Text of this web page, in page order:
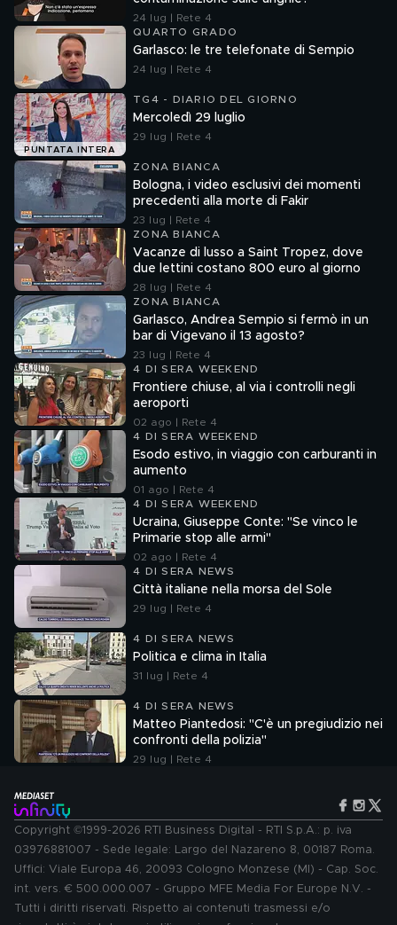
24 lug | Rete 4
QUARTO GRADO
Garlasco: le tre telefonate di Sempio
24 lug | Rete 4
PUNTATA INTERA
TG4 - DIARIO DEL GIORNO
Mercoledì 29 luglio
29 lug | Rete 4
ZONA BIANCA
Bologna, i video esclusivi dei momenti
precedenti alla morte di Fakir
23 lug | Rete 4
ZONA BIANCA
Vacanze di lusso a Saint Tropez, dove
due lettini costano 800 euro al giorno
28 lug | Rete 4
ZONA BIANCA
Garlasco, Andrea Sempio si fermò in un
bar di Vigevano il 13 agosto?
23 lug | Rete 4
4 DI SERA WEEKEND
Frontiere chiuse, al via i controlli negli
aeroporti
02 ago | Rete 4
4 DI SERA WEEKEND
Esodo estivo, in viaggio con carburanti in
aumento
01 ago | Rete 4
4 DI SERA WEEKEND
Ucraina, Giuseppe Conte: "Se vinco le
Primarie stop alle armi"
02 ago | Rete 4
4 DI SERA NEWS
Città italiane nella morsa del Sole
29 lug | Rete 4
4 DI SERA NEWS
Politica e clima in Italia
31 lug | Rete 4
4 DI SERA NEWS
Matteo Piantedosi: "C'è un pregiudizio nei
confronti della polizia"
29 lug | Rete 4
Copyright ©1999-2026 RTI Business Digital - RTI S.p.A.: p. iva
03976881007 - Sede legale: Largo del Nazareno 8, 00187 Roma.
Uffici: Viale Europa 46, 20093 Cologno Monzese (MI) - Cap. Soc.
int. vers. € 500.000.007 - Gruppo MFE Media For Europe N.V. -
Tutti i diritti riservati. Rispetto ai contenuti trasmessi e/o